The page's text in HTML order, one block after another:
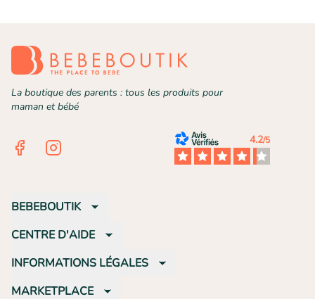
La boutique des parents : tous les produits pour
maman et bébé
FacebookInstagram 4.2/5
BEBEBOUTIK
CENTRE D'AIDE
INFORMATIONS LÉGALES
MARKETPLACE